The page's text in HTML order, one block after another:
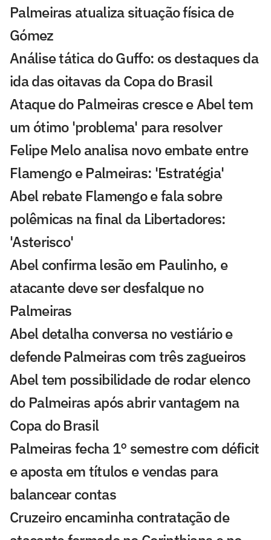
Palmeiras atualiza situação física de
Gómez
Análise tática do Guffo: os destaques da
ida das oitavas da Copa do Brasil
Ataque do Palmeiras cresce e Abel tem
um ótimo 'problema' para resolver
Felipe Melo analisa novo embate entre
Flamengo e Palmeiras: 'Estratégia'
Abel rebate Flamengo e fala sobre
polêmicas na final da Libertadores:
'Asterisco'
Abel confirma lesão em Paulinho, e
atacante deve ser desfalque no
Palmeiras
Abel detalha conversa no vestiário e
defende Palmeiras com três zagueiros
Abel tem possibilidade de rodar elenco
do Palmeiras após abrir vantagem na
Copa do Brasil
Palmeiras fecha 1° semestre com déficit
e aposta em títulos e vendas para
balancear contas
Cruzeiro encaminha contratação de